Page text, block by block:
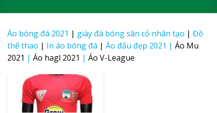
Áo bóng đá 2021 | giày đá bóng sân cỏ nhân tạo | Đồ
thể thao | In áo bóng đá | Áo đấu đẹp 2021 | Áo Mu
2021 | Áo hagl 2021 | Áo V-League